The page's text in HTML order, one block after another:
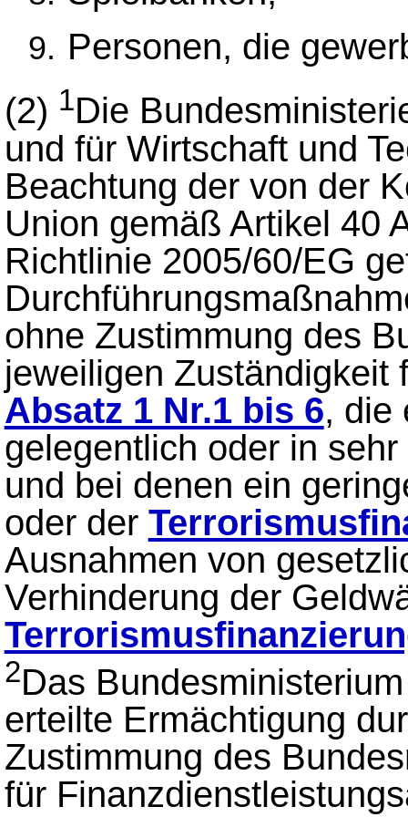
Personen, die
(2) 1Die
und für Wirtschaft und
Beachtung der von der
Union gemäß Artikel 40
Richtlinie 2005/60/EG
ohne Zustimmung des
jeweiligen Zuständigkeit
Absatz 1 Nr.1 bis 6, die
gelegentlich oder in
und bei denen ein
oder der
Ausnahmen von
Verhinderung der
2Das
erteilte Ermächtigung
Zustimmung des
für